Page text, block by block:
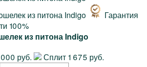
Гарантия
100%
из питона Indigo
руб.
Сплит 1 675 руб.